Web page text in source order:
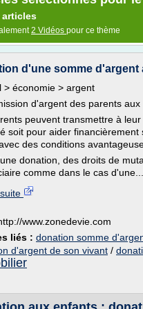
articles
2 Vidéos pour ce thème
d'une somme
> économie > argent
d'argent des parents aux
peuvent transmettre à
soit pour aider
des conditions
donation, des droits de
comme dans le cas d'une...
www.zonedevie.com
liés : donation somme
d'argent de son vivant /